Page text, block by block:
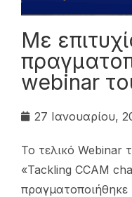
Με
webinar
27 Ιανουαρίου,
Το τελικό Webinar
«Tackling CCAM
πραγματοποιήθηκε